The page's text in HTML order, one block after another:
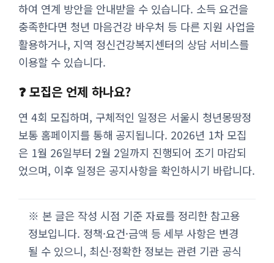
하여 연계 방안을 안내받을 수 있습니다. 소득 요건을
충족한다면 청년 마음건강 바우처 등 다른 지원 사업을
활용하거나, 지역 정신건강복지센터의 상담 서비스를
이용할 수 있습니다.
❓ 모집은 언제 하나요?
연 4회 모집하며, 구체적인 일정은 서울시 청년몽땅정
보통 홈페이지를 통해 공지됩니다. 2026년 1차 모집
은 1월 26일부터 2월 2일까지 진행되어 조기 마감되
었으며, 이후 일정은 공지사항을 확인하시기 바랍니다.
※ 본 글은 작성 시점 기준 자료를 정리한 참고용
정보입니다. 정책·요건·금액 등 세부 사항은 변경
될 수 있으니, 최신·정확한 정보는 관련 기관 공식